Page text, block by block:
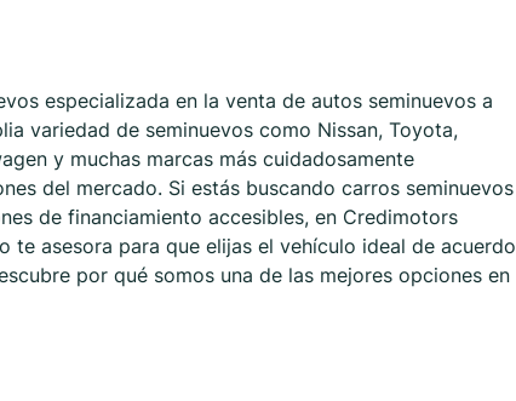
especializada en la venta de autos seminuevos a
variedad de seminuevos como Nissan, Toyota,
y muchas marcas más cuidadosamente
del mercado. Si estás buscando carros seminuevos
de financiamiento accesibles, en Credimotors
asesora para que elijas el vehículo ideal de acuerdo
por qué somos una de las mejores opciones en